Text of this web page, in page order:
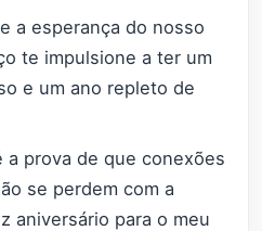
a esperança do nosso
te impulsione a ter um
e um ano repleto de
a prova de que conexões
se perdem com a
aniversário para o meu